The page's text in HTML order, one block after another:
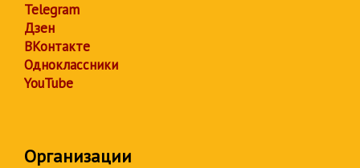
Telegram
Дзен
ВКонтакте
Одноклассники
YouTube
Организации